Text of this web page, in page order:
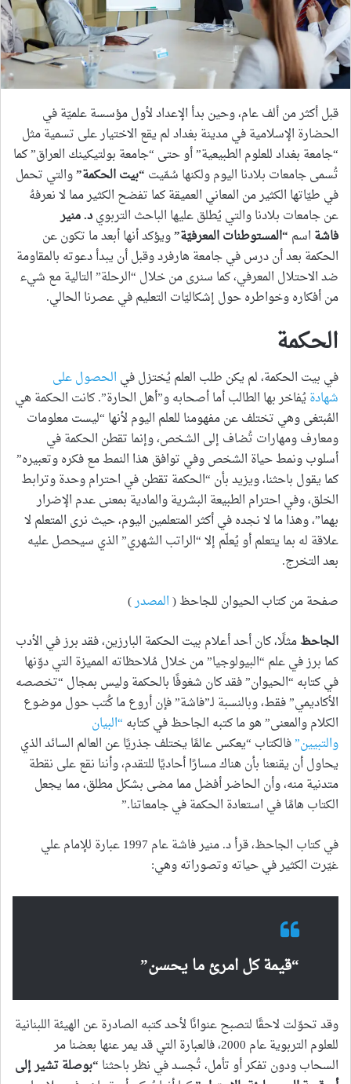
قبل أكثر من ألف عام، وحين بدأ الإعداد لأول مؤسسة علميّة في
الحضارة الإسلامية في مدينة بغداد لم يقع الاختيار على تسمية مثل
“جامعة بغداد للعلوم الطبيعية” أو حتى “جامعة بولتيكينك العراق” كما
تُسمى جامعات بلادنا اليوم ولكنها سُمّيت “بيت الحكمة”والتي تحمل
في طيّاتها الكثير من المعاني العميقة كما تفضح الكثير مما لا نعرفهُ
عن جامعات بلادنا والتي يُطلق عليها الباحث التربويد. منير
فاشة اسم “المستوطنات المعرفيّة”ويؤكد أنها أبعد ما تكون عن
الحكمة بعد أن درس في جامعة هارفرد وقبل أن يبدأ دعوته بالمقاومة
ضد الاحتلال المعرفي، كما سنرى من خلال “الرحلة” التالية مع شيء
من أفكاره وخواطره حول إشكاليّات التعليم في عصرنا الحالي.
الحكمة
في بيت الحكمة، لم يكن طلب العلم يُختزل في الحصول على
شهادةيُفاخر بها الطالب أما أصحابه و”أهل الحارة”. كانت الحكمة هي
المُبتغى وهي تختلف عن مفهومنا للعلم اليوم لأنها “ليست معلومات
ومعارف ومهارات تُضاف إلى الشخص، وإنما تقطن الحكمة في
أسلوب ونمط حياة الشخص وفي توافق هذا النمط مع فكره وتعبيره”
كما يقول باحثنا، ويزيد بأن “الحكمة تقطن في احترام وحدة وترابط
الخلق، وفي احترام الطبيعة البشرية والمادية بمعنى عدم الإضرار
بهما”، وهذا ما لا نجده في أكثر المتعلمين اليوم، حيث نرى المتعلم لا
علاقة له بما يتعلم أو يُعلّم إلا “الراتب الشهري” الذي سيحصل عليه
بعد التخرج.
صفحة من كتاب الحيوان للجاحظ (المصدر)
الجاحظمثلًا، كان أحد أعلام بيت الحكمة البارزين، فقد برز في الأدب
كما برز في علم “البيولوجيا” من خلال مُلاحظاته المميزة التي دوّنها
في كتابه “الحيوان” فقد كان شغوفًا بالحكمة وليس بمجال “تخصصه
الأكاديمي” فقط، وبالنسبة لـ”فاشة” فإن أروع ما كُتب حول موضوع
الكلام والمعنى” هو ما كتبه الجاحظ في كتابه “البيان
والتبيين”فالكتاب “يعكس عالمًا يختلف جذريًا عن العالم السائد الذي
يحاول أن يقنعنا بأن هناك مسارًا أحاديًا للتقدم، وأننا نقع على نقطة
متدنية منه، وأن الحاضر أفضل مما مضى بشكل مطلق، مما يجعل
الكتاب هامًا في استعادة الحكمة في جامعاتنا.”
في كتاب الجاحظ، قرأ د. منير فاشة عام 1997 عبارة للإمام علي
غيّرت الكثير في حياته وتصوراته وهي:
“قيمة كل امرئ ما يحسن”
وقد تحوّلت لاحقًا لتصبح عنوانًا لأحد كتبه الصادرة عن الهيئة اللبنانية
للعلوم التربوية عام 2000، فالعبارة التي قد يمر عنها بعضنا مر
السحاب ودون تفكر أو تأمل، تُجسد في نظر باحثنا “بوصلة تشير إلى